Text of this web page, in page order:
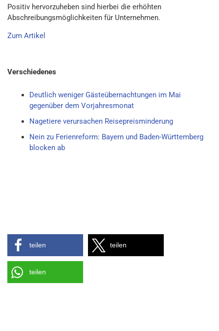
Positiv hervorzuheben sind hierbei die erhöhten
Abschreibungsmöglichkeiten für Unternehmen.
Zum Artikel
Verschiedenes
Deutlich weniger Gästeübernachtungen im Mai
gegenüber dem Vorjahresmonat
Nagetiere verursachen Reisepreisminderung
Nein zu Ferienreform: Bayern und Baden-Württemberg
blocken ab
teilen teilen
teilen